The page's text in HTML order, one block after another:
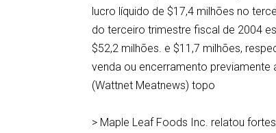
lucro líquido de $17,4 milhões no
do terceiro trimestre fiscal de 2004
$52,2 milhões. e $11,7 milhões,
venda ou encerramento previamente
(Wattnet Meatnews) topo
> Maple Leaf Foods Inc. relatou